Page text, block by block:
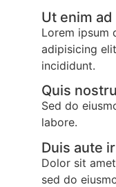
Ut enim
Lorem ipsum
adipisicing
incididunt.
Quis
Sed do
labore.
Duis aute
Dolor sit
sed do